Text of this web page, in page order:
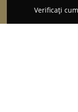
Verificați